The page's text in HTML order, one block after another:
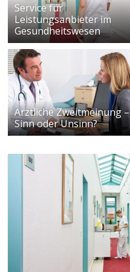
Service für
Leistungsanbieter im
Gesundheitswesen
Ärztliche Zweitmeinung –
Sinn oder Unsinn?